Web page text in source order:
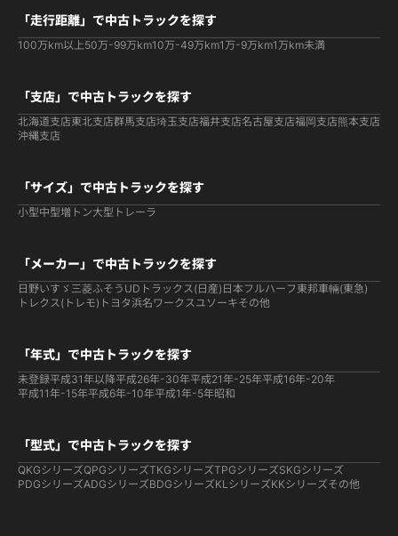
「走行距離」で中古トラックを探す
100万km以上50万-99万km10万-49万km1万-9万km1万km未満
「支店」で中古トラックを探す
北海道支店東北支店群馬支店埼玉支店福井支店名古屋支店福岡支店熊本支店
沖縄支店
「サイズ」で中古トラックを探す
小型中型増トン大型 トレーラ
「メーカー」で中古トラックを探す
日野いすゞ 三菱ふそう UDトラックス(日産) 日本フルハーフ 東邦車輛(東急)
トレクス(トレモ) トヨタ浜名ワークス ユソーキその他
「年式」で中古トラックを探す
未登録平成31年以降平成26年-30年平成21年-25年平成16年-20年
平成11年-15年平成6年-10年平成1年-5年昭和
「型式」で中古トラックを探す
QKGシリーズQPGシリーズTKGシリーズTPGシリーズSKGシリーズ
PDGシリーズADGシリーズBDGシリーズKLシリーズKKシリーズその他